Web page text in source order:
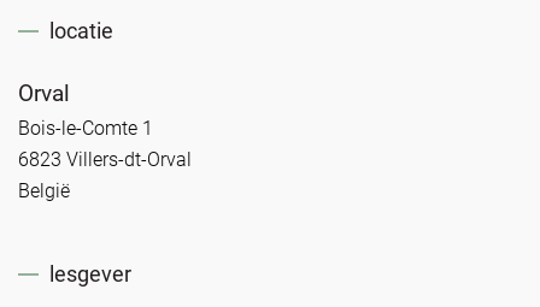
locatie
Orval
Bois-le-Comte 1
6823 Villers-dt-Orval
België
lesgever